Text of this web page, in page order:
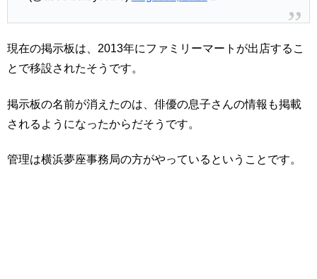
現在の掲示板は、2013年にファミリーマートが出店するこ
とで移設されたそうです。
掲示板の名前が消えたのは、俳優の息子さんの情報も掲載
されるようになったからだそうです。
管理は横浜夢座事務局の方がやっているということです。